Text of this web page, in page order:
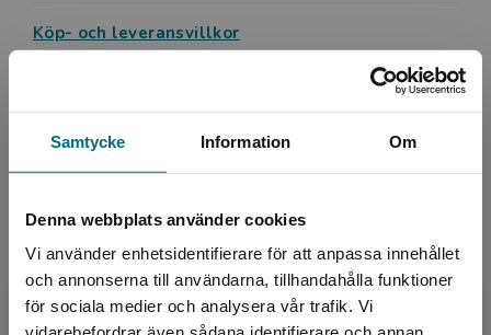
Samtycke Information Om
Denna webbplats använder cookies
Vi använder enhetsidentifierare för att anpassa innehållet
och annonserna till användarna, tillhandahålla funktioner
för sociala medier och analysera vår trafik. Vi
Köp- och leveransvillkor
Upphovspersoner
Författare